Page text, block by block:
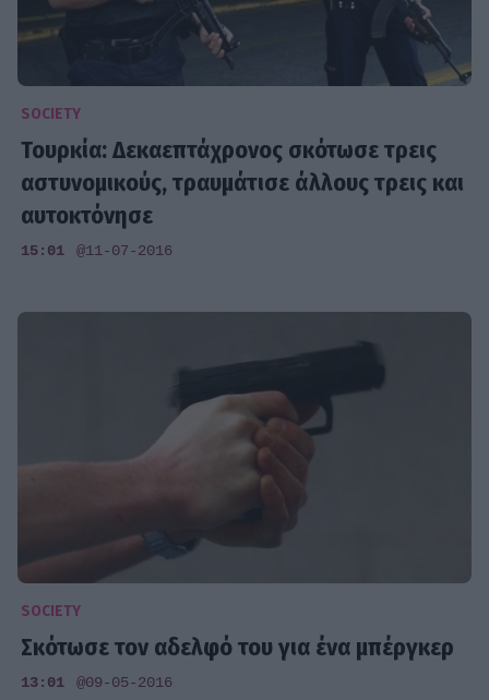
SOCIETY
Τουρκία: Δεκαεπτάχρονος σκότωσε τρεις
αστυνομικούς, τραυμάτισε άλλους τρεις και
αυτοκτόνησε
15:01 @11-07-2016
SOCIETY
Σκότωσε τον αδελφό του για ένα μπέργκερ
13:01 @09-05-2016